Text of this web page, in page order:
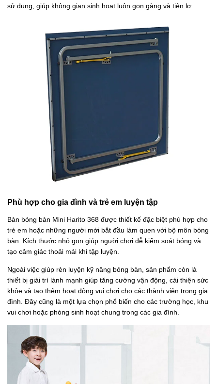
sử dụng, giúp không gian sinh hoạt luôn gọn gàng và tiện lợ
Phù hợp cho gia đình và trẻ em luyện tập
Bàn bóng bàn Mini Harito 368 được thiết kế đặc biệt phù hợp cho
trẻ em hoặc những người mới bắt đầu làm quen với bộ môn bóng
bàn. Kích thước nhỏ gọn giúp người chơi dễ kiểm soát bóng và
tạo cảm giác thoải mái khi tập luyện.
Ngoài việc giúp rèn luyện kỹ năng bóng bàn, sản phẩm còn là
thiết bị giải trí lành mạnh giúp tăng cường vận động, cải thiện sức
khỏe và tạo thêm hoạt động vui chơi cho các thành viên trong gia
đình. Đây cũng là một lựa chọn phổ biến cho các trường học, khu
vui chơi hoặc phòng sinh hoạt chung trong các gia đình.